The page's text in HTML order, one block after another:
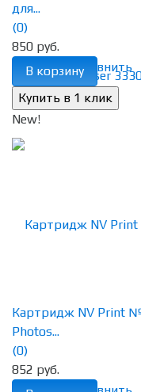
избранное сравнить
для...
(0)
850 руб.
В корзину
New!
Картридж NV Print
Photos...
(0)
852 руб.